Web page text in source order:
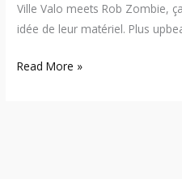
Ville Valo meets Rob Zombie,
idée de leur matériel. Plus
Read More »